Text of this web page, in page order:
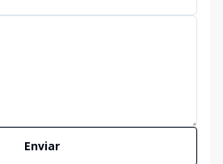
Enviar